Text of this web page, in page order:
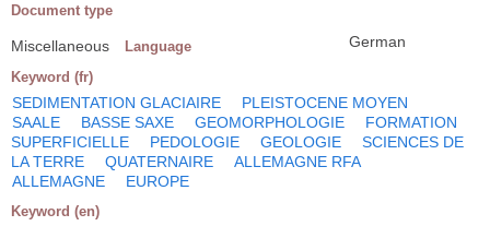
Document type
Miscellaneous Language German
Keyword (fr)
SEDIMENTATION GLACIAIRE
PLEISTOCENE MOYEN
SAALE
BASSE SAXE GEOMORPHOLOGIE
FORMATION
SUPERFICIELLE
PEDOLOGIE GEOLOGIE
SCIENCES DE
LA TERRE
QUATERNAIRE
ALLEMAGNE RFA
ALLEMAGNE
EUROPE
Keyword (en)